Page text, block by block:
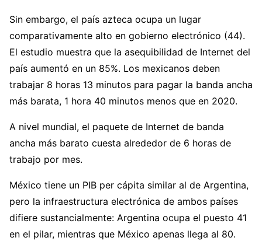
Sin embargo, el país azteca ocupa un lugar
comparativamente alto en gobierno electrónico (44).
El estudio muestra que la asequibilidad de Internet del
país aumentó en un 85%. Los mexicanos deben
trabajar 8 horas 13 minutos para pagar la banda ancha
más barata, 1 hora 40 minutos menos que en 2020.
A nivel mundial, el paquete de Internet de banda
ancha más barato cuesta alrededor de 6 horas de
trabajo por mes.
México tiene un PIB per cápita similar al de Argentina,
pero la infraestructura electrónica de ambos países
difiere sustancialmente: Argentina ocupa el puesto 41
en el pilar, mientras que México apenas llega al 80.